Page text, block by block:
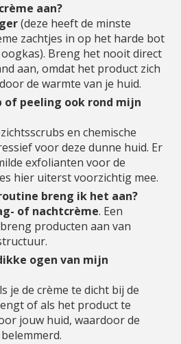
aan?
(deze heeft de minste
zachtjes in op het harde bot
Breng het nooit direct
aan, omdat het product zich
de warmte van je huid.
of peeling ook rond mijn
en chemische
voor deze dunne huid. Er
exfolianten voor de
hier uiterst voorzichtig mee.
breng ik het aan?
of nachtcrème. Een
producten aan van
ogen van mijn
je de crème te dicht bij de
of als het product te
jouw huid, waardoor de